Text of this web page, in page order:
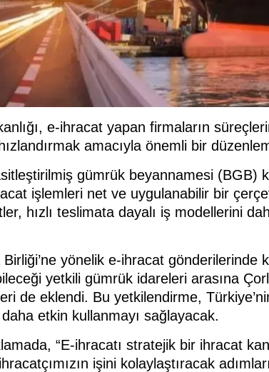
e-ihracat yapan firmaların
amacıyla önemli bir
gümrük beyannamesi (BGB)
işlemleri net ve uygulanabilir bir
hızlı teslimata dayalı iş modellerini
yönelik e-ihracat gönderilerinde
yetkili gümrük idareleri arasına
de eklendi. Bu yetkilendirme,
etkin kullanmayı sağlayacak.
“E-ihracatı stratejik bir ihracat
işini kolaylaştıracak